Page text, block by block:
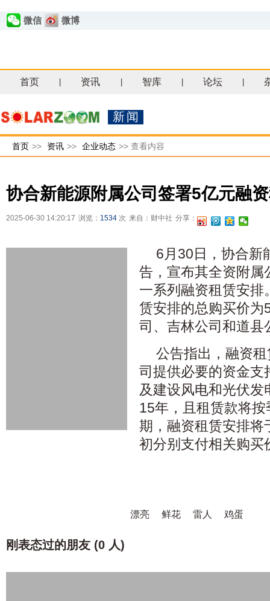
微信 微博
首页 资讯 智库 论坛
新闻
首页 >> 资讯 >> 企业动态 >> 查看内容
协合新能源附属公司签署5亿元融
2025-06-30 14:20:17 浏览： 1534 次 来自：财中社 分享：
6月30日，协合新
告，宣布其全资附属
一系列融资租赁安排
赁安排的总购买价为
司、吉林公司和道县
公告指出，融资
司提供必要的资金支
及建设风电和光伏
15年，且租赁款将
期，融资租赁安排
初分别支付相关购买
漂亮 鲜花 雷人 鸡蛋
刚表态过的朋友 (0 人)